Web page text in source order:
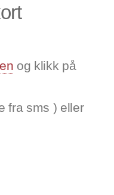
og klikk på
fra sms ) eller